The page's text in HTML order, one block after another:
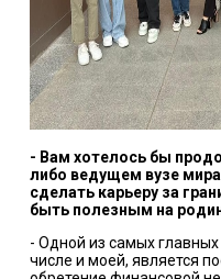
- Вам хотелось бы
либо ведущем вузе
сделать карьеру за
быть полезным на
- Одной из самых
числе и моей, является